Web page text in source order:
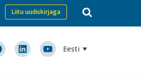
Liitu uudiskirjaga
Eesti